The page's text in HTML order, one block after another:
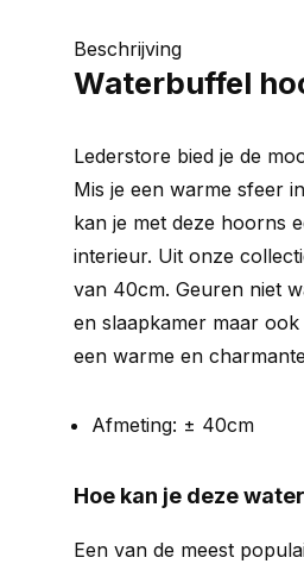
Beschrijving
Waterbuffel
Lederstore bied je de
Mis je een warme sfeer
kan je met deze hoorns
interieur. Uit onze
van 40cm. Geuren niet
en slaapkamer maar
een warme en
Afmeting: ± 40cm
Hoe kan je deze
Een van de meest